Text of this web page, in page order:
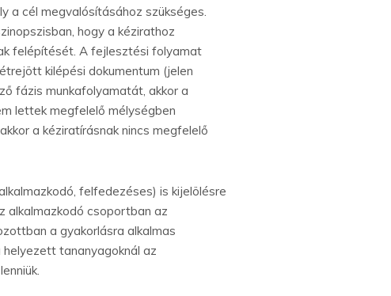
a cél megvalósításához szükséges.
hogy a kézirathoz
felépítését. A fejlesztési folyamat
kilépési dokumentum (jelen
fázis munkafolyamatát, akkor a
lettek megfelelő mélységben
a kéziratírásnak nincs megfelelő
felfedezéses) is kijelölésre
alkalmazkodó csoportban az
a gyakorlásra alkalmas
tananyagoknál az